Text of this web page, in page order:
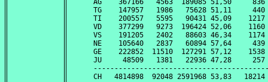
AG    367166   4563  189085 51,50
TG    147957   1986   75628 51,11
TI    200557   5595   90431 45,09
VD    377299   9273  196424 52,06
VS    191205   2402   88603 46,34
NE    105640   2837   60894 57,64
GE    222852  11510  127291 57,12
JU     48509   1381   22936 47,28
CH   4814898  92048 2591968 53,83